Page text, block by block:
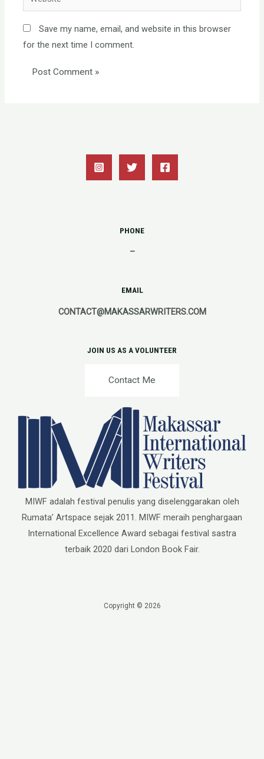
Save my name, email, and website in this browser
for the next time I comment.
PHONE
–
EMAIL
CONTACT@MAKASSARWRITERS.COM
JOIN US AS A VOLUNTEER
Contact Me
MIWF adalah festival penulis yang diselenggarakan oleh
Rumata’ Artspace sejak 2011. MIWF meraih penghargaan
International Excellence Award sebagai festival sastra
terbaik 2020 dari London Book Fair.
Copyright © 2026